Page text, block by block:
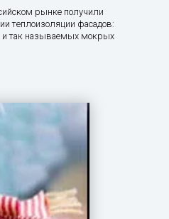
рынке получили
теплоизоляции фасадов:
так называемых мокрых